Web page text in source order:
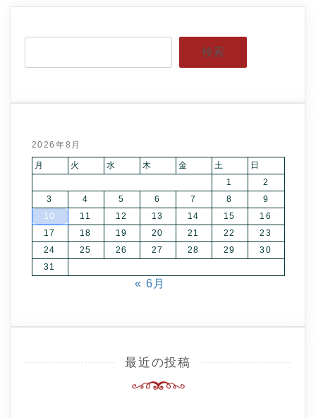
検索
2026年8月
月 火 水 木 金 土
日
1
2
3
4 5 6 7 8
9
10
11 12 13 14 15
16
17
18 19 20 21 22
23
24
25 26 27 28 29
30
31
« 6月
最近の投稿